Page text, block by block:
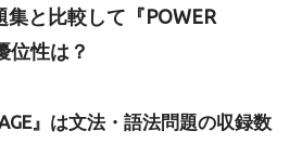
集と比較して『POWER
位性は？
』は文法・語法問題の収録数